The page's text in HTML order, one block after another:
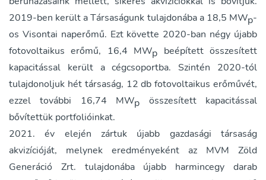
2019-ben került a Társaságunk tulajdonába a 18,5 MWp-
os Visontai naperőmű. Ezt követte 2020-ban négy újabb
fotovoltaikus erőmű, 16,4 MWp beépített összesített
kapacitással került a cégcsoportba. Szintén 2020-tól
tulajdonoljuk hét társaság, 12 db fotovoltaikus erőművét,
ezzel további 16,74 MWp összesített kapacitással
bővítettük portfolióinkat.
2021. év elején zártuk újabb gazdasági társaság
akvizícióját, melynek eredményeként az MVM Zöld
Generáció Zrt. tulajdonába újabb harmincegy darab